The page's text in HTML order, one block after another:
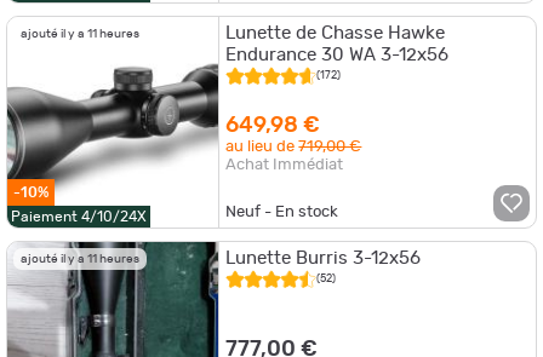
ajouté il y a 11 heures
-10%
Paiement 4/10/24X
Lunette de Chasse Hawke
Endurance 30 WA 3-12x56
(172)
649,98 €
au lieu de719,00 €
Achat Immédiat
Neuf - En stock
ajouté il y a 11 heures Lunette Burris 3-12x56
(52)
777,00 €